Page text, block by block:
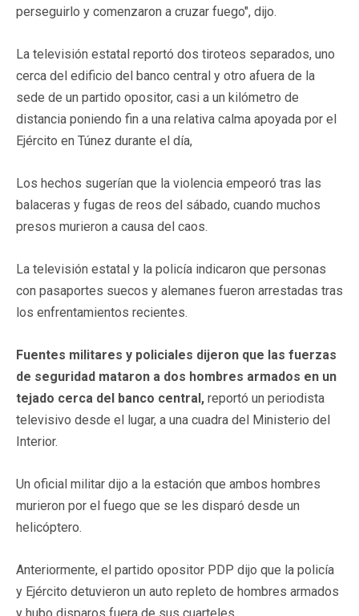
perseguirlo y comenzaron a cruzar fuego", dijo.
La televisión estatal reportó dos tiroteos separados, uno
cerca del edificio del banco central y otro afuera de la
sede de un partido opositor, casi a un kilómetro de
distancia poniendo fin a una relativa calma apoyada por el
Ejército en Túnez durante el día,
Los hechos sugerían que la violencia empeoró tras las
balaceras y fugas de reos del sábado, cuando muchos
presos murieron a causa del caos.
La televisión estatal y la policía indicaron que personas
con pasaportes suecos y alemanes fueron arrestadas tras
los enfrentamientos recientes.
Fuentes militares y policiales dijeron que las fuerzas
de seguridad mataron a dos hombres armados en un
tejado cerca del banco central, reportó un periodista
televisivo desde el lugar, a una cuadra del Ministerio del
Interior.
Un oficial militar dijo a la estación que ambos hombres
murieron por el fuego que se les disparó desde un
helicóptero.
Anteriormente, el partido opositor PDP dijo que la policía
y Ejército detuvieron un auto repleto de hombres armados